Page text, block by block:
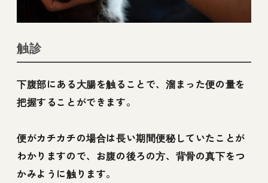
触診
下腹部にある大腸を触ることで、溜まった便の量を
把握することができます。
便がカチカチの場合は長い期間便秘していたことが
わかりますので、お腹の後ろの方、背骨の真下をつ
かみように触ります。